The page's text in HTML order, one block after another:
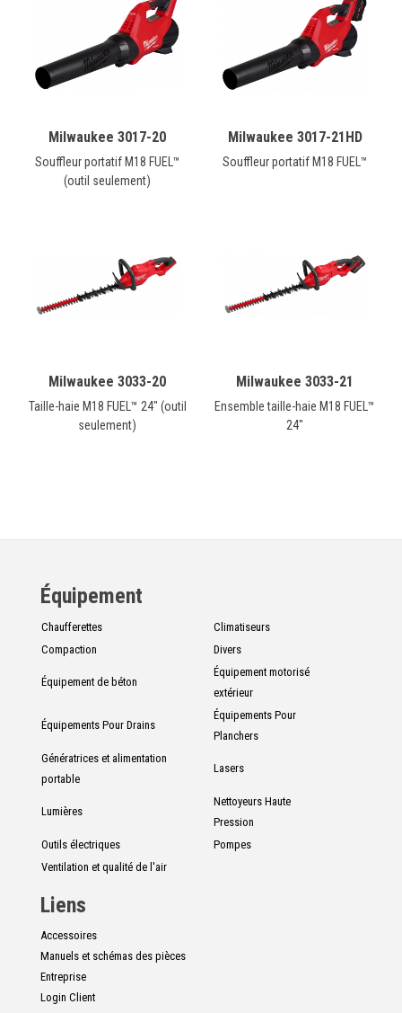
Milwaukee 3017-20
Souffleur portatif M18 FUEL™
(outil seulement)
Milwaukee 3017-21HD
Souffleur portatif M18 FUEL™
Milwaukee 3033-20
Taille-haie M18 FUEL™ 24" (outil
seulement)
Milwaukee 3033-21
Ensemble taille-haie M18 FUEL™
24"
Équipement
Chaufferettes
Climatiseurs
Compaction
Divers
Équipement de béton
Équipement motorisé
extérieur
Équipements Pour Drains
Équipements Pour
Planchers
Génératrices et alimentation
portable
Lasers
Lumières
Nettoyeurs Haute
Pression
Outils électriques
Pompes
Ventilation et qualité de l'air
Liens
Accessoires
Manuels et schémas des pièces
Entreprise
Login Client